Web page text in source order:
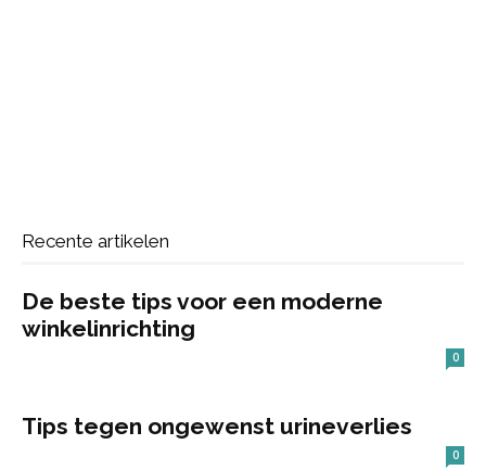
Recente artikelen
De beste tips voor een moderne
winkelinrichting
0
Tips tegen ongewenst urineverlies
0